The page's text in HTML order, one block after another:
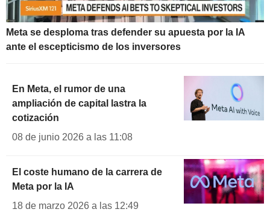
Meta se desploma tras defender su apuesta por la IA
ante el escepticismo de los inversores
En Meta, el rumor de una
ampliación de capital lastra la
cotización
08 de junio 2026 a las 11:08
El coste humano de la carrera de
Meta por la IA
18 de marzo 2026 a las 12:49